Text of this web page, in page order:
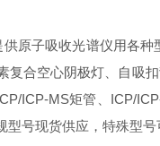
原子吸收光谱仪用各
复合空心阴极灯、自吸
ICP-MS矩管、ICP/
型号现货供应，特殊型号